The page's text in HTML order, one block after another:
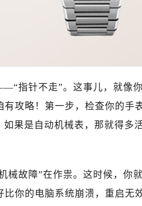
指针不走”。这事儿，就像
攻略！第一步，检查你的手
果是自动机械表，那就得多
械故障”在作祟。这时候，你
你的电脑系统崩溃，重启无